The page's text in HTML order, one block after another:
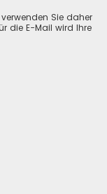
Sie daher
die E-Mail wird Ihre